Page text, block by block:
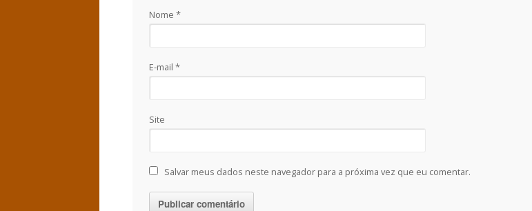
Nome *
E-mail *
Site
Salvar meus dados neste navegador para a próxima vez que eu comentar.